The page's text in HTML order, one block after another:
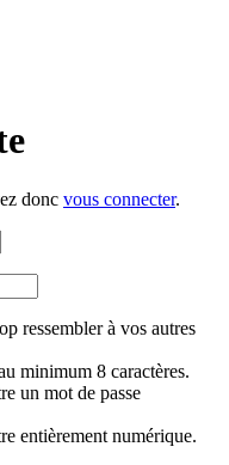
donc vous connecter.
ressembler à vos autres
minimum 8 caractères.
un mot de passe
entièrement numérique.